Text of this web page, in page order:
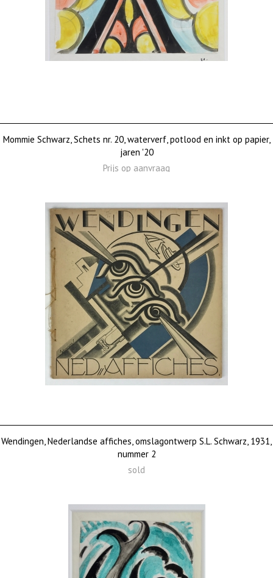
Mommie Schwarz, Schets nr. 20, waterverf, potlood en inkt op papier,
jaren '20
Prijs op aanvraag
Wendingen, Nederlandse affiches, omslagontwerp S.L. Schwarz, 1931,
nummer 2
sold